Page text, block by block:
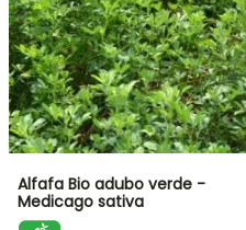
Alfafa Bio adubo verde -
Medicago sativa